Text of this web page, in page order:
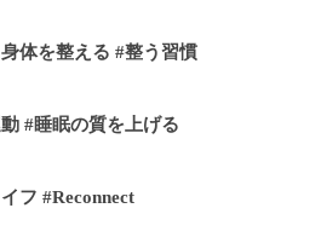
体を整える #整う習慣
#睡眠の質を上げる
フ #Reconnect